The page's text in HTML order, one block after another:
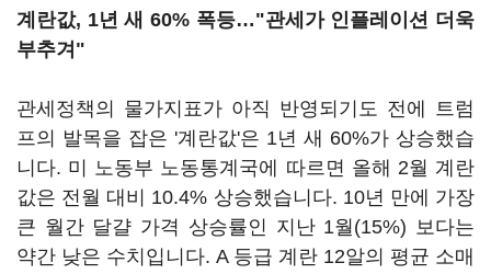
계란값, 1년 새 60% 폭등…"관세가 인플레이션 더욱
부추겨"
관세정책의 물가지표가 아직 반영되기도 전에 트럼
프의 발목을 잡은 '계란값'은 1년 새 60%가 상승했습
니다. 미 노동부 노동통계국에 따르면 올해 2월 계란
값은 전월 대비 10.4% 상승했습니다. 10년 만에 가장
큰 월간 달걀 가격 상승률인 지난 1월(15%) 보다는
약간 낮은 수치입니다. A 등급 계란 12알의 평균 소매